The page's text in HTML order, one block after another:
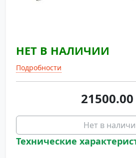
НЕТ В НАЛИЧИИ
Подробности
21500.00
Нет в
Технические